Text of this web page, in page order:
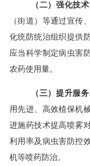
（二）强化技
（街道）等通过宣传
化统防统治组织提供
应当科学制定病虫害
农药使用量。
（三）提升服
用先进、高效植保机
进施药技术提高喷雾
利用率及病虫害防控
机等喷药防治。